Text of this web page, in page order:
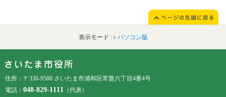
表示モード : パソコン版
住所：〒330-9588 さいたま市浦和区常盤六丁目4番4号
電話： 048-829-1111 （代表）